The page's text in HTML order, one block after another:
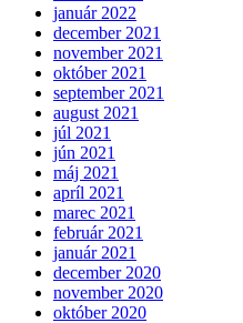
január 2022
december 2021
november 2021
október 2021
september 2021
august 2021
júl 2021
jún 2021
máj 2021
apríl 2021
marec 2021
február 2021
január 2021
december 2020
november 2020
október 2020